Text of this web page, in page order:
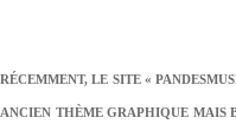
RÉCEMMENT, LE SITE «
ANCIEN THÈME GRAPHIQUE MAIS